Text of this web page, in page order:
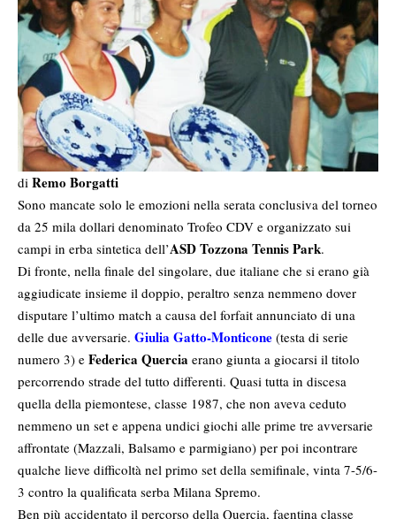
di Remo Borgatti
Sono mancate solo le emozioni nella serata conclusiva del torneo
da 25 mila dollari denominato Trofeo CDV e organizzato sui
campi in erba sintetica dell’ASD Tozzona Tennis Park.
Di fronte, nella finale del singolare, due italiane che si erano già
aggiudicate insieme il doppio, peraltro senza nemmeno dover
disputare l’ultimo match a causa del forfait annunciato di una
delle due avversarie. Giulia Gatto-Monticone (testa di serie
numero 3) e Federica Quercia erano giunta a giocarsi il titolo
percorrendo strade del tutto differenti. Quasi tutta in discesa
quella della piemontese, classe 1987, che non aveva ceduto
nemmeno un set e appena undici giochi alle prime tre avversarie
affrontate (Mazzali, Balsamo e parmigiano) per poi incontrare
qualche lieve difficoltà nel primo set della semifinale, vinta 7-5/6-
3 contro la qualificata serba Milana Spremo.
Ben più accidentato il percorso della Quercia, faentina classe